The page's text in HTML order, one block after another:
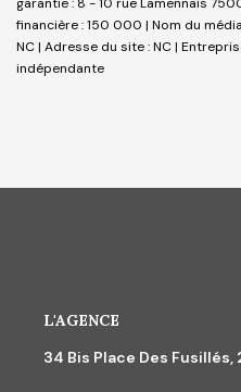
financière : 150 000 | Nom du
NC | Adresse du site : NC |
indépendante
L'AGENCE
34 Bis Place Des Fusillés,